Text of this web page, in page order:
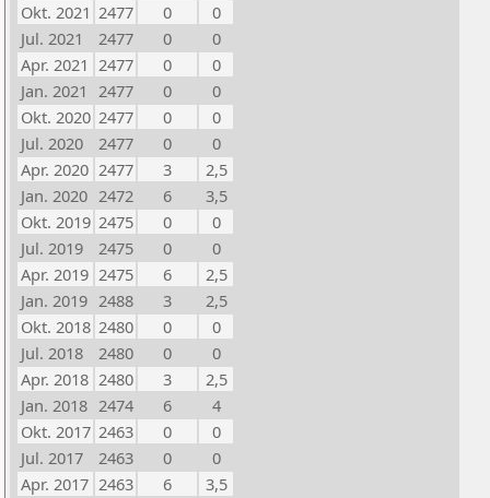
Okt. 2021 2477 0
0
Jul. 2021
2477 0
0
Apr. 2021 2477 0
0
Jan. 2021 2477 0
0
Okt. 2020 2477 0
0
Jul. 2020
2477 0
0
Apr. 2020 2477 3
2,5
Jan. 2020 2472 6
3,5
Okt. 2019 2475 0
0
Jul. 2019
2475 0
0
Apr. 2019 2475 6
2,5
Jan. 2019 2488 3
2,5
Okt. 2018 2480 0
0
Jul. 2018
2480 0
0
Apr. 2018 2480 3
2,5
Jan. 2018 2474 6
4
Okt. 2017 2463 0
0
Jul. 2017
2463 0
0
Apr. 2017 2463 6
3,5